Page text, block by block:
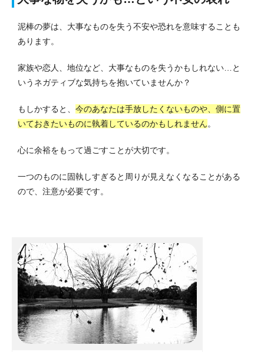
泥棒の夢は、大事なものを失う不安や恐れを意味することも
あります。
家族や恋人、地位など、大事なものを失うかもしれない…と
いうネガティブな気持ちを抱いていませんか？
もしかすると、 今のあなたは手放したくないものや、側に置
いておきたいものに執着しているのかもしれません。
心に余裕をもって過ごすことが大切です。
一つのものに固執しすぎると周りが見えなくなることがある
ので、注意が必要です。